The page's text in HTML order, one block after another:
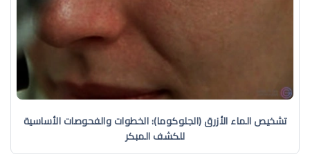
تشخيص الماء الأزرق (الجلوكوما): الخطوات والفحوصات الأساسية
للكشف المبكر